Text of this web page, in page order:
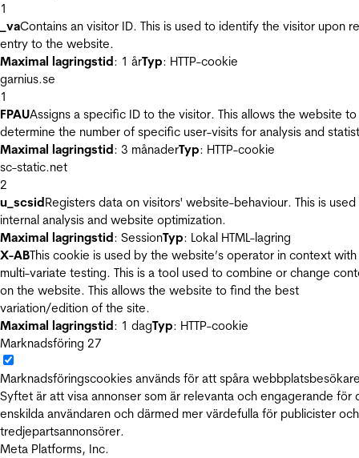
1
_vaContains an visitor ID. This is used to identify the visitor upon
entry to the website.
Maximal lagringstid: 1 årTyp: HTTP-cookie
garnius.se
1
FPAUAssigns a specific ID to the visitor. This allows the website to
determine the number of specific user-visits for analysis and
Maximal lagringstid: 3 månaderTyp: HTTP-cookie
sc-static.net
2
u_scsidRegisters data on visitors' website-behaviour. This is
internal analysis and website optimization.
Maximal lagringstid: SessionTyp: Lokal HTML-lagring
X-ABThis cookie is used by the website’s operator in context with
multi-variate testing. This is a tool used to combine or change
on the website. This allows the website to find the best
variation/edition of the site.
Maximal lagringstid: 1 dagTyp: HTTP-cookie
Marknadsföring 27
Marknadsföringscookies används för att spåra
Syftet är att visa annonser som är relevanta och engagerande för
enskilda användaren och därmed mer värdefulla för publicister och
tredjepartsannonsörer.
Meta Platforms, Inc.